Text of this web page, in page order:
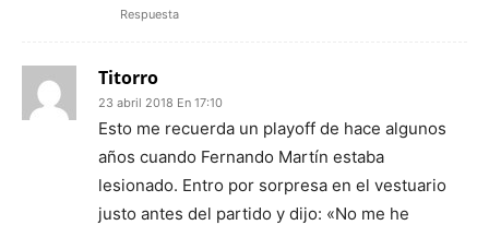
Respuesta
Titorro
23 abril 2018 En 17:10
Esto me recuerda un playoff de hace algunos
años cuando Fernando Martín estaba
lesionado. Entro por sorpresa en el vestuario
justo antes del partido y dijo: «No me he